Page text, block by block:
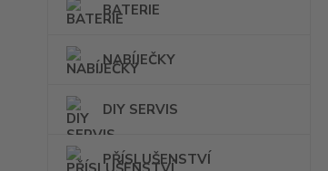
BATERIE
NABÍJEČKY
DIY SERVIS
PŘÍSLUŠENSTVÍ